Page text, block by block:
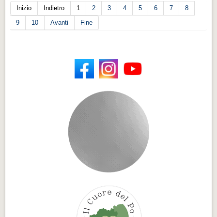
Inizio
Indietro 1 2 3 4 5 6 7
8
9
10 Avanti Fine